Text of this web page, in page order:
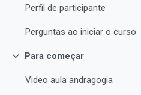
Perfil de participante
Perguntas ao iniciar o curso
Colapsar
Para começar
Video aula andragogia